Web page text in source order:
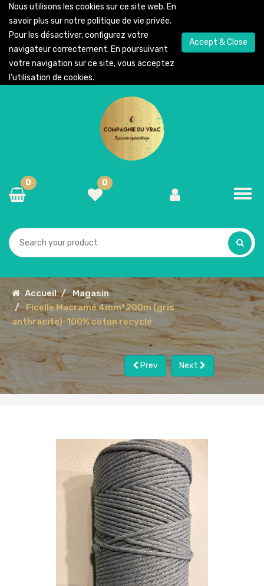
Nous utilisons les cookies sur ce site web. En
savoir plus sur notre politique de vie privée.
Pour les désactiver, configurez votre
navigateur correctement. En poursuivant
votre navigation sur ce site, vous acceptez
l’utilisation de cookies.
Accept & Close
0
0
Accueil
Magasin
Ficelle Macramé 4mm*200m (gris
anthracite)-100% coton recyclé
Prev Next